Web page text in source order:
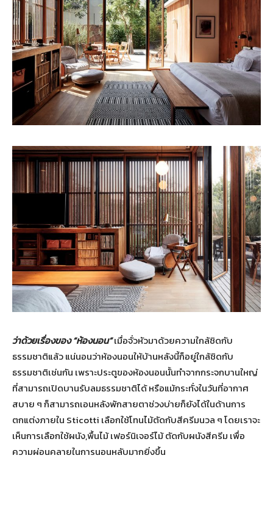
ว่าด้วยเรื่องของ “ห้องนอน”เมื่อจั่วหัวมาด้วยความใกล้ชิดกับ
ธรรมชาติแล้ว แน่นอนว่าห้องนอนให้บ้านหลังนี้ก็อยู่ใกล้ชิดกับ
ธรรมชาติเช่นกัน เพราะประตูของห้องนอนนั้นทำจากกระจกบานใหญ่
ที่สามารถเปิดบานรับลมธรรมชาติได้ หรือแม้กระทั่งในวันที่อากาศ
สบาย ๆ ก็สามารถเอนหลังพักสายตาช่วงบ่ายก็ยังได้ในด้านการ
ตกแต่งภายใน Sticotti เลือกใช้โทนไม้ตัดกับสีครีมนวล ๆ โดยเราจะ
เห็นการเลือกใช้ผนัง,พื้นไม้ เฟอร์นิเจอร์ไม้ ตัดกับผนังสีครีม เพื่อ
ความผ่อนคลายในการนอนหลับมากยิ่งขึ้น